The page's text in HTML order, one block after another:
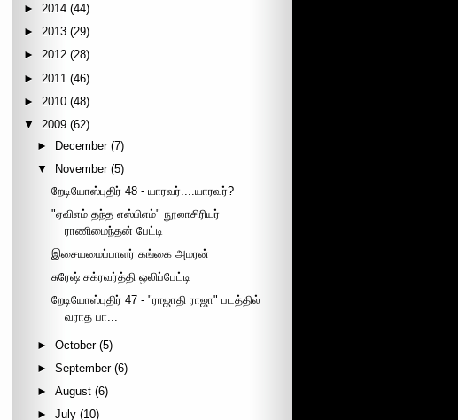
► 2014 (44)
► 2013 (29)
► 2012 (28)
► 2011 (46)
► 2010 (48)
▼
2009 (62)
►
December (7)
▼
November (5)
றேடியோஸ்புதிர் 48 - யாரவர்....யாரவர்?
"ஏவிஎம் தந்த எஸ்பிஎம்" நூலாசிரியர்
ராணிமைந்தன் பேட்டி
இசையமைப்பாளர் கங்கை அமரன்
சுரேஷ் சக்ரவர்த்தி ஒலிப்பேட்டி
றேடியோஸ்புதிர் 47 - "ராஜாதி ராஜா" படத்தில்
வராத பா...
►October (5)
►September (6)
►August (6)
►July (10)